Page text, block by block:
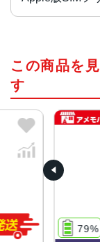
A15 Bionicチッ
載した新しい6コ
この商品を
す
79%